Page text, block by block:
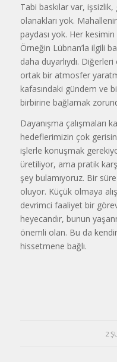
Tabi baskılar var,
olanakları yok.
paydası yok. Her
Örneğin Lübnan’la ilgili
daha duyarlıydı.
ortak bir atmosfer
kafasındaki gündem ve
birbirine bağlamak
Dayanışma çalışmaları
hedeflerimizin çok
işlerle konuşmak
üretiliyor, ama pratik
şey bulamıyoruz. Bir
oluyor. Küçük olmaya
devrimci faaliyet bir
heyecandır, bunun
önemli olan. Bu da
hissetmene bağlı.
2